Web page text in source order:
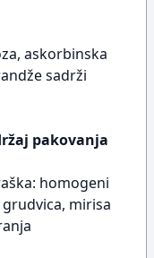
askorbinska
sadrži
pakovanja
homogeni
mirisa